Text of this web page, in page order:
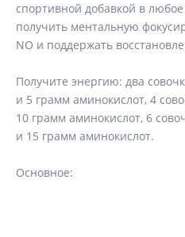
спортивной добавкой в
получить ментальную
NO и поддержать
Получите энергию: два
и 5 грамм аминокислот, 4
10 грамм аминокислот, 6
и 15 грамм аминокислот.
Основное: